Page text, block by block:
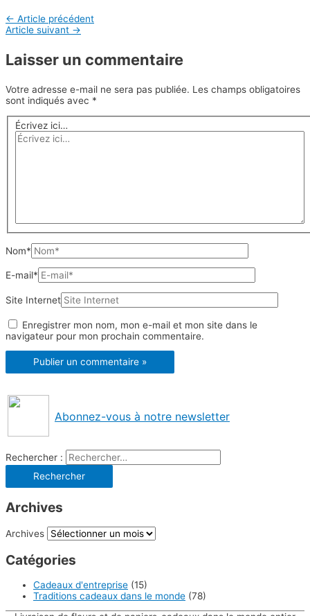
← Article précédent
Article suivant →
Laisser un commentaire
Votre adresse e-mail ne sera pas publiée. Les champs obligatoires
sont indiqués avec *
Écrivez ici…
Nom*
E-mail*
Site Internet
Enregistrer mon nom, mon e-mail et mon site dans le
navigateur pour mon prochain commentaire.
Abonnez-vous à notre newsletter
Rechercher :
Archives
Archives
Catégories
Cadeaux d'entreprise (15)
Traditions cadeaux dans le monde (78)